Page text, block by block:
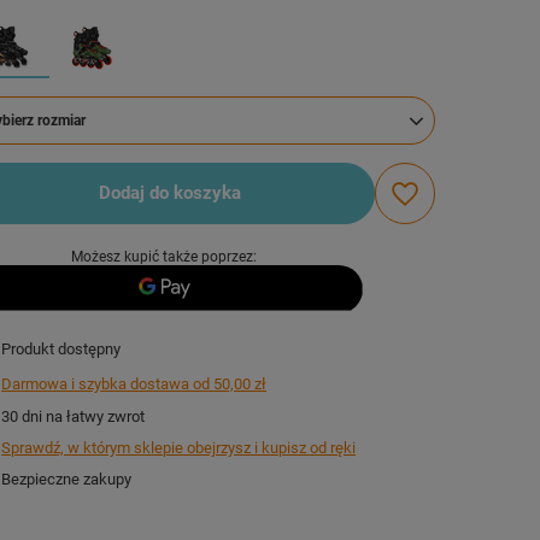
rozmiar
rozmiar
Dodaj do koszyka
Możesz kupić także poprzez:
Produkt dostępny
Darmowa i szybka dostawa od 50,00 zł
30 dni na łatwy zwrot
Sprawdź, w którym sklepie obejrzysz i kupisz od ręki
Bezpieczne zakupy